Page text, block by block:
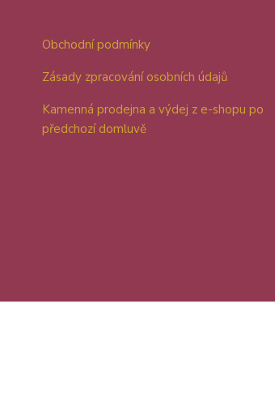
Obchodní podmínky
Zásady zpracování osobních údajů
Kamenná prodejna a výdej z e-shopu po
předchozí domluvě